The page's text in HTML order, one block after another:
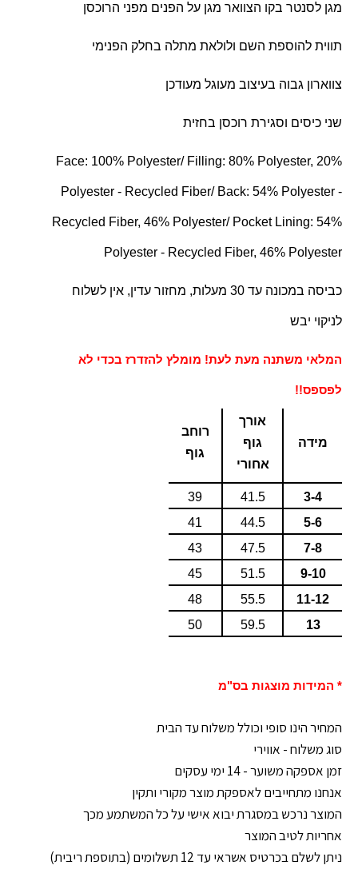
מגן לסנטר בקו הצוואר מגן על הפנים מפני הרוכסן
תווית להוספת השם ולולאת מתלה בחלק הפנימי
צווארון גבוה בעיצוב מעוגל מעודכן
שני כיסים וסגירת רוכסן בחזית
Face: 100% Polyester/ Filling: 80% Polyester, 20%
Polyester - Recycled Fiber/ Back: 54% Polyester -
Recycled Fiber, 46% Polyester/ Pocket Lining: 54%
Polyester - Recycled Fiber, 46% Polyester
כביסה במכונה עד 30 מעלות, מחזור עדין, אין לשלוח
לניקוי יבש
המלאי משתנה מעת לעת! מומלץ להזדרז בכדי לא
לפספס!!
מידה
אורך
גוף
אחורי
רוחב
גוף
3-4
41.5
39
5-6
44.5
41
7-8
47.5
43
9-10
51.5
45
11-12
55.5
48
13
59.5
50
* המידות מוצגות בס"מ
המחיר הינו סופי וכולל משלוח עד הבית
סוג משלוח - אווירי
זמן אספקה משוער - 14 ימי עסקים
אנחנו מתחייבים לאספקת מוצר מקורי ותקין
המוצר נרכש במסגרת יבוא אישי על כל המשתמע מכך
אחריות לטיב המוצר
ניתן לשלם בכרטיס אשראי עד 12 תשלומים (בתוספת ריבית)